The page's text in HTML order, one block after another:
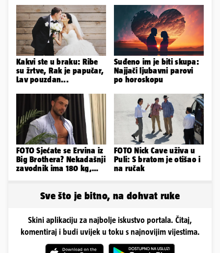
Kakvi ste u braku: Ribe
su žrtve, Rak je papučar,
Lav pouzdan...
Suđeno im je biti skupa:
Najjači ljubavni parovi
po horoskopu
FOTO Sjećate se Ervina iz
Big Brothera? Nekadašnji
zavodnik ima 180 kg,
FOTO Nick Cave uživa u
Puli: S bratom je otišao i
na ručak
Sve što je bitno, na dohvat ruke
Skini aplikaciju za najbolje iskustvo portala. Čitaj,
komentiraj i budi uvijek u toku s najnovijim vijestima.